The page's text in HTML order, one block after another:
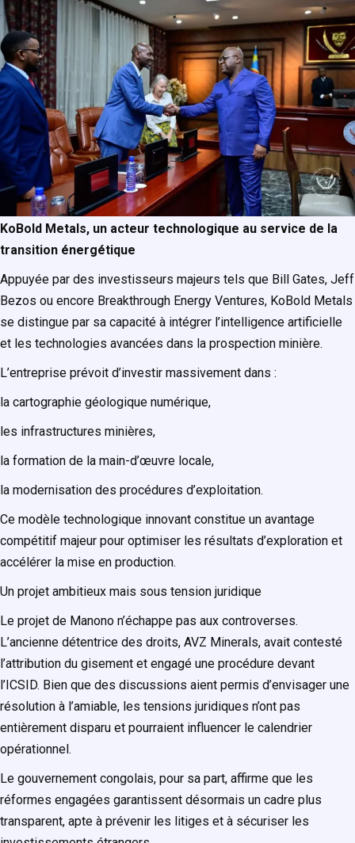
KoBold Metals, un acteur technologique au service de la
transition énergétique
Appuyée par des investisseurs majeurs tels que Bill Gates, Jeff
Bezos ou encore Breakthrough Energy Ventures, KoBold Metals
se distingue par sa capacité à intégrer l’intelligence artificielle
et les technologies avancées dans la prospection minière.
L’entreprise prévoit d’investir massivement dans :
la cartographie géologique numérique,
les infrastructures minières,
la formation de la main-d’œuvre locale,
la modernisation des procédures d’exploitation.
Ce modèle technologique innovant constitue un avantage
compétitif majeur pour optimiser les résultats d’exploration et
accélérer la mise en production.
Un projet ambitieux mais sous tension juridique
Le projet de Manono n’échappe pas aux controverses.
L’ancienne détentrice des droits, AVZ Minerals, avait contesté
l’attribution du gisement et engagé une procédure devant
l’ICSID. Bien que des discussions aient permis d’envisager une
résolution à l’amiable, les tensions juridiques n’ont pas
entièrement disparu et pourraient influencer le calendrier
opérationnel.
Le gouvernement congolais, pour sa part, affirme que les
réformes engagées garantissent désormais un cadre plus
transparent, apte à prévenir les litiges et à sécuriser les